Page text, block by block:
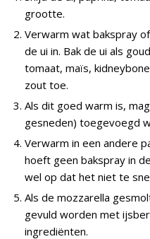
grootte.
Verwarm wat bakspray
de ui in. Bak de ui als
tomaat, maïs,
zout toe.
Als dit goed warm is,
gesneden) toegevoegd
Verwarm in een andere
hoeft geen bakspray in
wel op dat het niet te
Als de mozzarella
gevuld worden met
ingrediënten.